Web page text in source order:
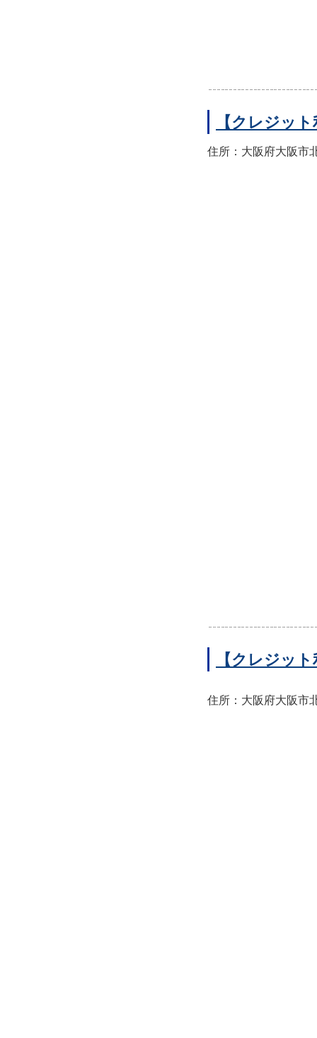
【クレジッ
住所：大阪府大阪市
【クレジッ
住所：大阪府大阪市